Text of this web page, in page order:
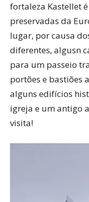
fortaleza Kastellet
preservadas da
lugar, por causa
diferentes, algusn
para um passeio
portões e bastiões
alguns edifícios
igreja e um antigo
visita!